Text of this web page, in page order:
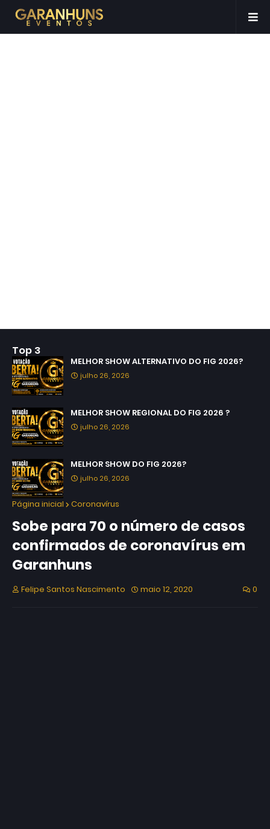
Top 3
MELHOR SHOW ALTERNATIVO DO FIG 2026?
julho 26, 2026
MELHOR SHOW REGIONAL DO FIG 2026 ?
julho 26, 2026
MELHOR SHOW DO FIG 2026?
julho 26, 2026
Página inicial Coronavírus
Sobe para 70 o número de casos
confirmados de coronavírus em
Garanhuns
Felipe Santos Nascimento maio 12, 2020 0